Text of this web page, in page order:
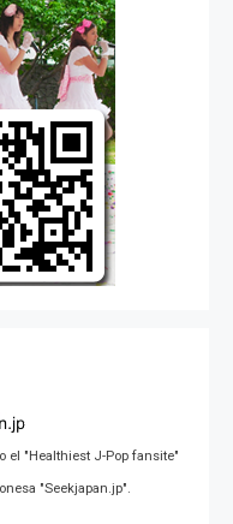
el "Healthiest J-Pop fansite"
"Seekjapan.jp".